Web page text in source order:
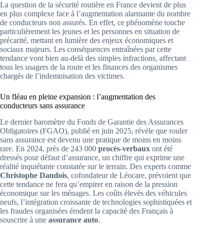
La question de la sécurité routière en France devient de plus
en plus complexe face à l’augmentation alarmante du nombre
de conducteurs non assurés. En effet, ce phénomène touche
particulièrement les jeunes et les personnes en situation de
précarité, mettant en lumière des enjeux économiques et
sociaux majeurs. Les conséquences entraînées par cette
tendance vont bien au-delà des simples infractions, affectant
tous les usagers de la route et les finances des organismes
chargés de l’indemnisation des victimes.
Un fléau en pleine expansion : l’augmentation des
conducteurs sans assurance
Le dernier baromètre du Fonds de Garantie des Assurances
Obligatoires (FGAO), publié en juin 2025, révèle que rouler
sans assurance est devenu une pratique de moins en moins
rare. En 2024, près de 243 000 procès-verbaux ont été
dressés pour défaut d’assurance, un chiffre qui exprime une
réalité inquiétante constatée sur le terrain. Des experts comme
Christophe Dandois, cofondateur de Léocare, prévoient que
cette tendance ne fera qu’empirer en raison de la pression
économique sur les ménages. Les coûts élevés des véhicules
neufs, l’intégration croissante de technologies sophistiquées et
les fraudes organisées érodent la capacité des Français à
souscrire à une assurance auto.